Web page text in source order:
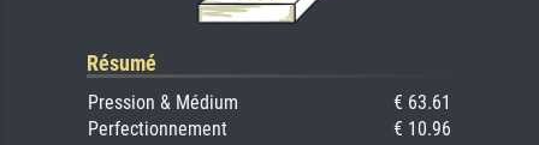
Résumé
Pression & Médium
€ 63.61
Perfectionnement
€ 10.96